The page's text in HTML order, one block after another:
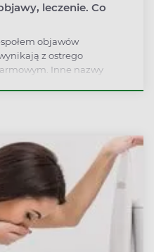
leczenie. Co
objawów
z ostrego
Inne nazwy